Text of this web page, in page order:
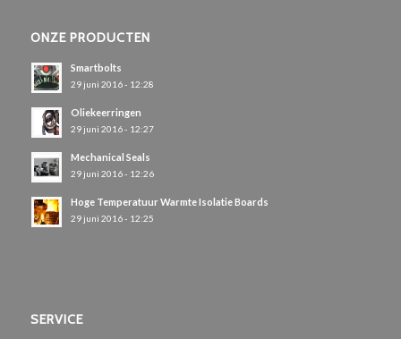
ONZE PRODUCTEN
Smartbolts
29 juni 2016 - 12:28
Oliekeerringen
29 juni 2016 - 12:27
Mechanical Seals
29 juni 2016 - 12:26
Hoge Temperatuur Warmte Isolatie Boards
29 juni 2016 - 12:25
SERVICE